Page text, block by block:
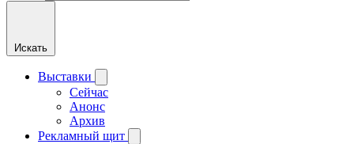
Искать
Выставки
Сейчас
Анонс
Архив
Рекламный щит